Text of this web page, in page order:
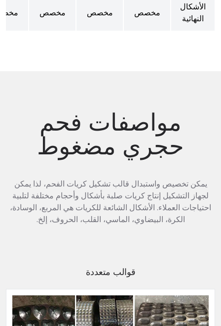
الأشكال
النهائية
مخصص مخصص مخصص
مواصفات فحم
حجري مضغوط
يمكن تخصيص واستبدال قالب تشكيل كريات الفحم، لذا يمكن
لجهاز التشكيل إنتاج كريات صلبة بأشكال وأحجام مختلفة لتلبية
احتياجات العملاء. الأشكال الشائعة للكريات هي المربع، الوسادة،
الكرة، البيضاوي، الماسي، القلب، الحروف، إلخ.
قوالب متعددة